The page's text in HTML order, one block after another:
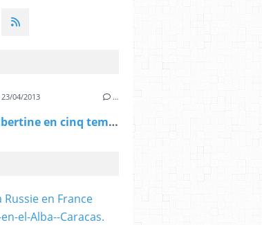
23/04/2013 …
Albertine en cinq temps au TfT: une oeuvre intemporelle - L'Express
Russie en France
el-Alba--Caracas.